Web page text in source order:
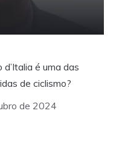
d’Italia é uma das
de ciclismo?
de 2024